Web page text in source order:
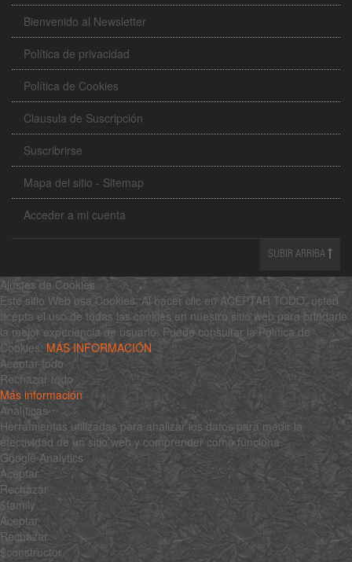
Bienvenido al Newsletter
Política de privacidad
Política de Cookies
Clausula de Suscripción
Suscribrirse
Mapa del sitio - Sitemap
Acceder a mi cuenta
SUBIR ARRIBA
Ajustes de Cookies
Este sitio Web usa Cookies. Al hacer clic en ACEPTAR TODO, usted
acepta el uso de todas las cookies en nuestro sitio web para brindarle
la mejor experiencia de usuario. Puede consultar la Política de
Cookies: MÁS INFORMACIÓN
Aceptar todo
Rechazar todo
Más información
Analíticas
Herramientas utilizadas para analizar los datos para medir la
efectividad de un sitio web y comprender cómo funciona.
Google Analytics
Aceptar
Rechazar
$family
Aceptar
Rechazar
$constructor